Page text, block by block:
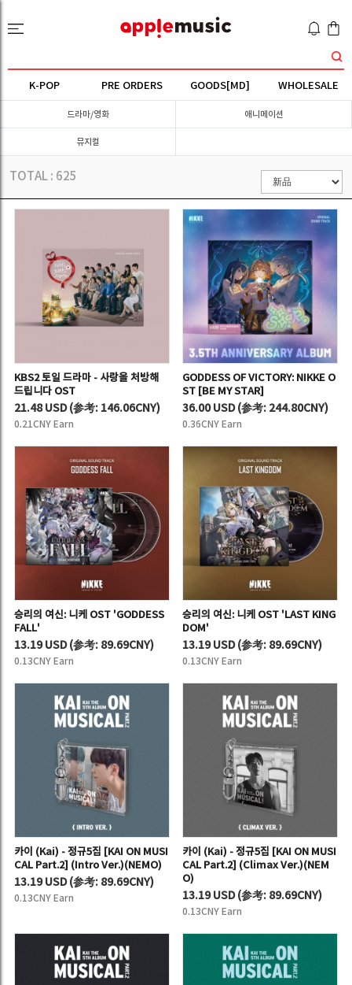
K-POP PRE ORDERS GOODS[MD] WHOLESALE
드라마/영화 애니메이션
뮤지컬
TOTAL : 625
KBS2 토일 드라마 - 사랑을 처방해
드립니다 OST
21.48 USD(参考: 146.06CNY)
0.21CNY Earn
GODDESS OF VICTORY: NIKKE O
ST [BE MY STAR]
36.00 USD(参考: 244.80CNY)
0.36CNY Earn
승리의 여신: 니케 OST 'GODDESS
FALL'
13.19 USD(参考: 89.69CNY)
0.13CNY Earn
승리의 여신: 니케 OST 'LAST KING
DOM'
13.19 USD(参考: 89.69CNY)
0.13CNY Earn
카이 (Kai) - 정규5집 [KAI ON MUSI
CAL Part.2] (Intro Ver.)(NEMO)
13.19 USD(参考: 89.69CNY)
0.13CNY Earn
카이 (Kai) - 정규5집 [KAI ON MUSI
CAL Part.2] (Climax Ver.)(NEM
O)
13.19 USD(参考: 89.69CNY)
0.13CNY Earn